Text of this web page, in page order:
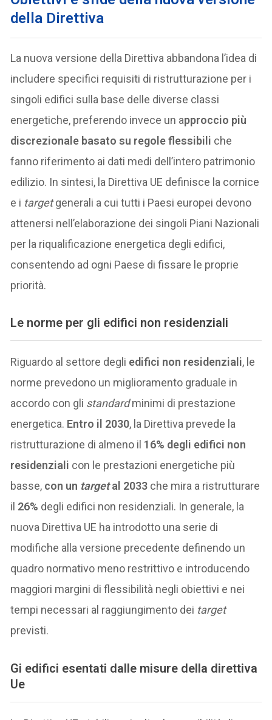
della Direttiva
La nuova versione della Direttiva abbandona l’idea di
includere specifici requisiti di ristrutturazione per i
singoli edifici sulla base delle diverse classi
energetiche, preferendo invece un approccio più
discrezionale basato su regole flessibili che
fanno riferimento ai dati medi dell’intero patrimonio
edilizio. In sintesi, la Direttiva UE definisce la cornice
e i targetgenerali a cui tutti i Paesi europei devono
attenersi nell’elaborazione dei singoli Piani Nazionali
per la riqualificazione energetica degli edifici,
consentendo ad ogni Paese di fissare le proprie
priorità.
Le norme per gli edifici non residenziali
Riguardo al settore degli edifici non residenziali, le
norme prevedono un miglioramento graduale in
accordo con gli standardminimi di prestazione
energetica. Entro il 2030, la Direttiva prevede la
ristrutturazione di almeno il 16% degli edifici non
residenziali con le prestazioni energetiche più
basse, con un targetal 2033 che mira a ristrutturare
il 26% degli edifici non residenziali. In generale, la
nuova Direttiva UE ha introdotto una serie di
modifiche alla versione precedente definendo un
quadro normativo meno restrittivo e introducendo
maggiori margini di flessibilità negli obiettivi e nei
tempi necessari al raggiungimento dei target
previsti.
Gi edifici esentati dalle misure della direttiva
Ue